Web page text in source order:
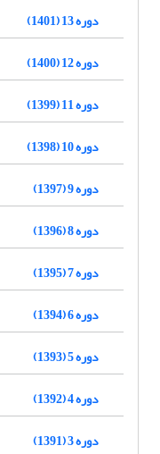
دوره 13 (1401)
دوره 12 (1400)
دوره 11 (1399)
دوره 10 (1398)
دوره 9 (1397)
دوره 8 (1396)
دوره 7 (1395)
دوره 6 (1394)
دوره 5 (1393)
دوره 4 (1392)
دوره 3 (1391)